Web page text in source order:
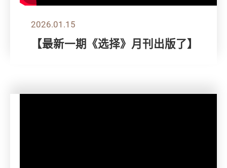
2026.01.15
【最新一期《选择》月刊出版了】